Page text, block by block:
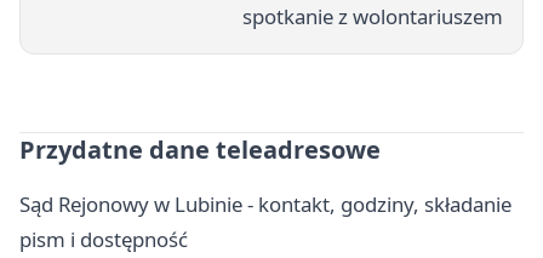
spotkanie z wolontariuszem
Przydatne dane teleadresowe
Sąd Rejonowy w Lubinie - kontakt, godziny, składanie
pism i dostępność